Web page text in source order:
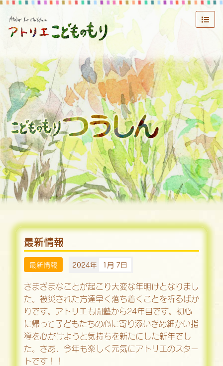
最新情報
最新情報 2024年 1月 7日
さまざまなことが起こり大変な年明けとなりまし
た。被災された方達早く落ち着くことを祈るばか
りです。アトリエも開塾から24年目です。初心
に帰って子どもたちの心に寄り添いきめ細かい指
導を心がけようと気持ちを新たにした新年でし
た。さあ、今年も楽しく元気にアトリエのスター
トです！！